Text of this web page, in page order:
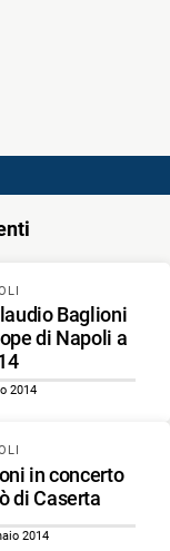
Baglioni
di Napoli a
2014
in concerto
di Caserta
2014